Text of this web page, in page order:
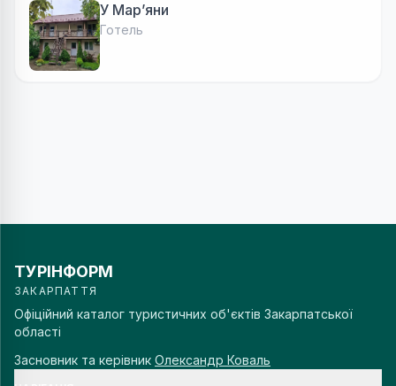
У Марʼяни
Готель
ТУРІНФОРМ
ЗАКАРПАТТЯ
Офіційний каталог туристичних об'єктів Закарпатської
області
Засновник та керівник Олександр Коваль